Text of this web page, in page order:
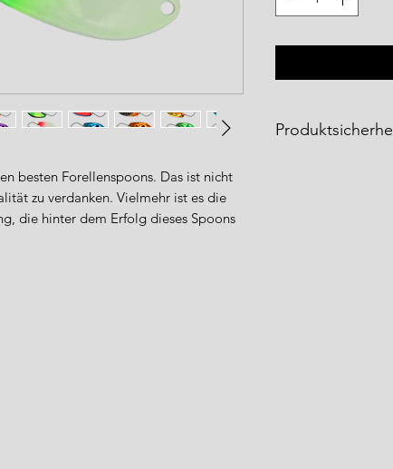
besten Forellenspoons. Das ist nicht
zu verdanken. Vielmehr ist es die
die hinter dem Erfolg dieses Spoons